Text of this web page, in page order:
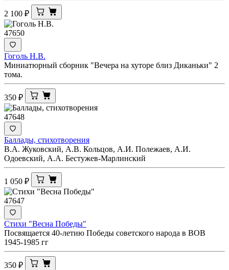
2 100 ₽
47650
Гоголь Н.В.
Миниатюрный сборник "Вечера на хуторе близ Диканьки" 2
тома.
350 ₽
47648
Баллады, стихотворения
В.А. Жуковский, А.В. Кольцов, А.И. Полежаев, А.И.
Одоевский, А.А. Бестужев-Марлинский
1 050 ₽
47647
Стихи "Весна Победы"
Посвящается 40-летию Победы советского народа в ВОВ
1945-1985 гг
350 ₽